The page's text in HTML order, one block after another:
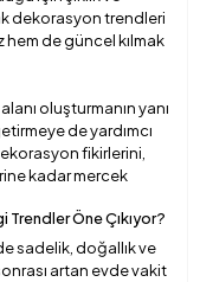
dekorasyon trendleri
de güncel kılmak
oluşturmanın yanı
de yardımcı
fikirlerini,
kadar mercek
Öne Çıkıyor?
sadelik, doğallık ve
artan evde vakit